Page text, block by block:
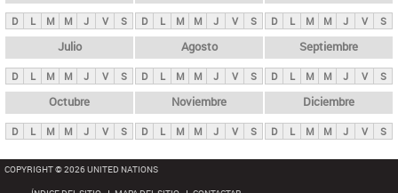
i
p
a
l
s
D L M M J V S D L M M J V S D L M M J V S
Julio
D L M M J V S
Agosto
D L M M J V S
Septiembre
D L M M J V S
Octubre
D L M M J V S
Noviembre
D L M M J V S
Diciembre
D L M M J V S
COPYRIGHT © 2026 UNITED NATIONS